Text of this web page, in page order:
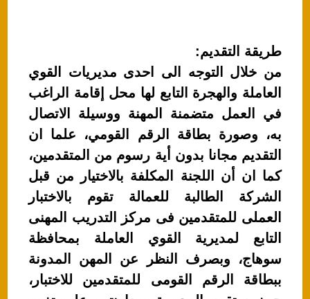
طريقة التقديم:
من خلال التوجه الى احدى مديريات القوي
العاملة والهجرة التابع لها محل إقامة الراغب
في العمل متضمنة المهنة ووسيلة الاتصال
به، وصورة بطاقة الرقم القومي، علما ان
التقديم مجانا بدون أية رسوم من المتقدمين،
كما ان أن اللجنة المكلفة بالاختيار من قبل
الشركة الطالبة للعمالة تقوم بالاختبار
العملى للمتقدمين فى مركز التدريب المهنى
التابع لمديرية القوي العاملة بمحافظة
سوهاج، وبصرف النظر عن المهن المدونة
ببطاقة الرقم القومى للمتقدمين للاختبار،